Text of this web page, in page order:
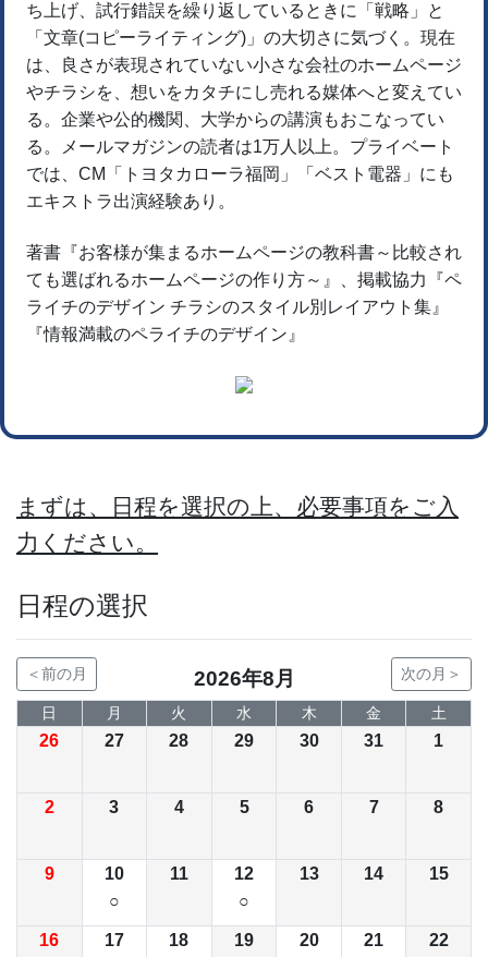
ち上げ、試行錯誤を繰り返しているときに「戦略」と
「文章(コピーライティング)」の大切さに気づく。現在
は、良さが表現されていない小さな会社のホームページ
やチラシを、想いをカタチにし売れる媒体へと変えてい
る。企業や公的機関、大学からの講演もおこなってい
る。メールマガジンの読者は1万人以上。プライベート
では、CM「トヨタカローラ福岡」「ベスト電器」にも
エキストラ出演経験あり。
著書『お客様が集まるホームページの教科書～比較され
ても選ばれるホームページの作り方～』、掲載協力『ペ
ライチのデザイン チラシのスタイル別レイアウト集』
『情報満載のペライチのデザイン』
まずは、日程を選択の上、必要事項をご入
力ください。
日程の選択
＜前の月 2026年8月 次の月＞
日 月 火 水 木 金 土
26 27 28 29 30 31 1
2 3 4 5 6 7 8
9
10
○
11
12
○
13 14 15
16
17
18
19
20
21
22